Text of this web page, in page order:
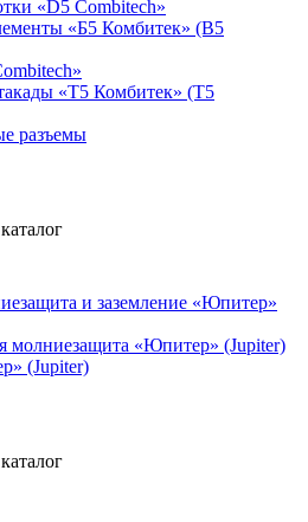
«D5 Combitech»
«Б5 Комбитек» (B5
«Т5 Комбитек» (T5
разъемы
и заземление «Юпитер»
молниезащита «Юпитер» (Jupiter)
(Jupiter)